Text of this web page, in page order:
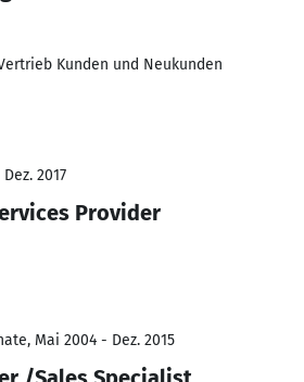
Kunden und Neukunden
2017
Provider
Mai 2004 - Dez. 2015